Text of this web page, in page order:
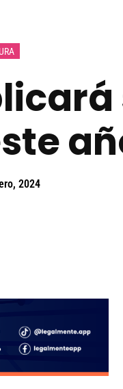
2024